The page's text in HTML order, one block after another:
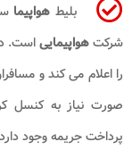
بلیط هواپیما
شرکتهواپیماییاست.
را اعلام می کند و
صورت نیاز به کنسل
پرداخت جریمه وجود